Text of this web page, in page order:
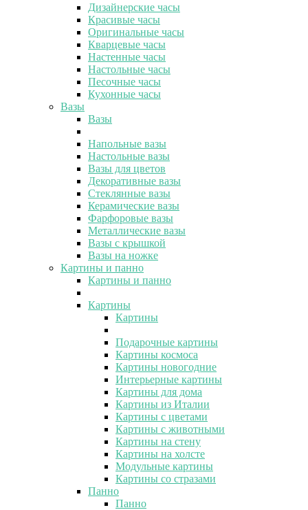
Дизайнерские часы
Красивые часы
Оригинальные часы
Кварцевые часы
Настенные часы
Настольные часы
Песочные часы
Кухонные часы
Вазы
Вазы
Напольные вазы
Настольные вазы
Вазы для цветов
Декоративные вазы
Стеклянные вазы
Керамические вазы
Фарфоровые вазы
Металлические вазы
Вазы с крышкой
Вазы на ножке
Картины и панно
Картины и панно
Картины
Картины
Подарочные картины
Картины космоса
Картины новогодние
Интерьерные картины
Картины для дома
Картины из Италии
Картины с цветами
Картины с животными
Картины на стену
Картины на холсте
Модульные картины
Картины со стразами
Панно
Панно